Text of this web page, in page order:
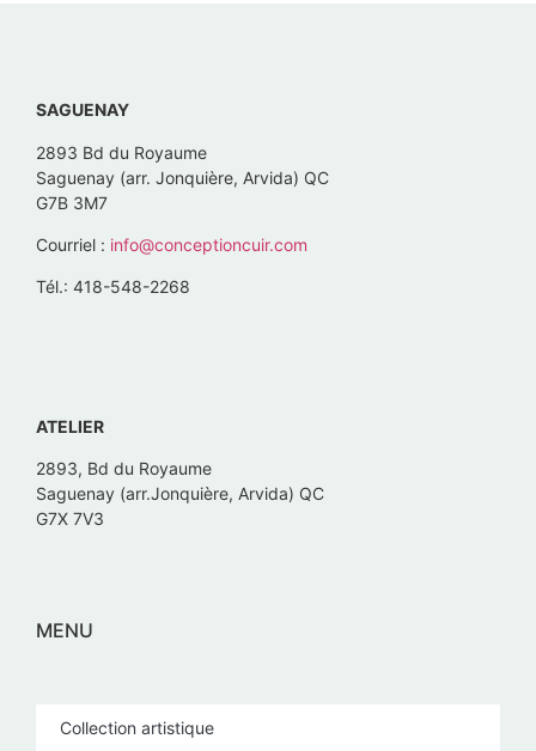
SAGUENAY
2893 Bd du Royaume
Saguenay (arr. Jonquière, Arvida) QC
G7B 3M7
Courriel : info@conceptioncuir.com
Tél.: 418-548-2268
ATELIER
2893, Bd du Royaume
Saguenay (arr.Jonquière, Arvida) QC
G7X 7V3
MENU
Collection artistique